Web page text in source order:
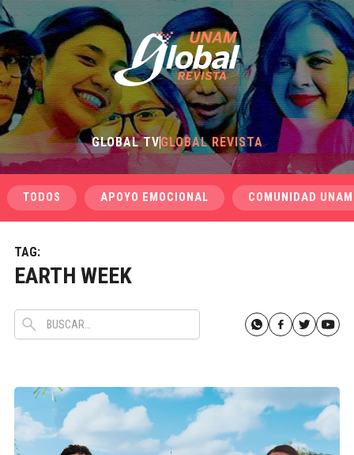
GLOBAL TVGLOBAL REVISTA
TODOS APOYO EMOCIONAL COMUNIDAD UNAM
TAG:
EARTH WEEK